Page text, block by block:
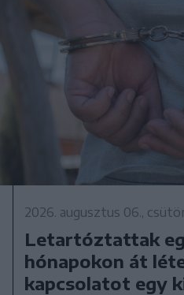
2026. augusztus 06.,
Letartóztattak
hónapokon át
kapcsolatot egy